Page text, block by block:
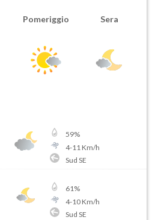
Pomeriggio Sera
59%
4-11 Km/h
Sud SE
61%
4-10Km/h
Sud SE